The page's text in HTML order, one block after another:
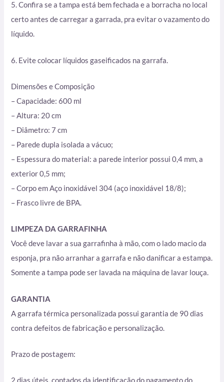
5. Confira se a tampa está bem fechada e a borracha no local
certo antes de carregar a garrada, pra evitar o vazamento do
líquido.
6. Evite colocar líquidos gaseificados na garrafa.
Dimensões e Composição
– Capacidade: 600 ml
– Altura: 20 cm
– Diâmetro: 7 cm
– Parede dupla isolada a vácuo;
– Espessura do material: a parede interior possui 0,4 mm, a
exterior 0,5 mm;
– Corpo em Aço inoxidável 304 (aço inoxidável 18/8);
– Frasco livre de BPA.
LIMPEZA DA GARRAFINHA
Você deve lavar a sua garrafinha à mão, com o lado macio da
esponja, pra não arranhar a garrafa e não danificar a estampa.
Somente a tampa pode ser lavada na máquina de lavar louça.
GARANTIA
A garrafa térmica personalizada possui garantia de 90 dias
contra defeitos de fabricação e personalização.
Prazo de postagem: